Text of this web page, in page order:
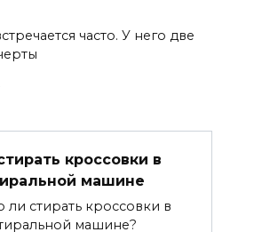
часто. У него две
кроссовки в
машине
стирать кроссовки в
машине?